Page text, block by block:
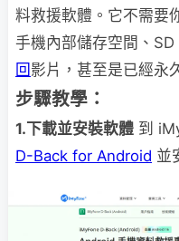
料救援軟體。它不需要
手機內部儲存空間、SD
回 影片，甚至是已經永
步驟教學：
1.下載並安裝軟體 到
D-Back for Android 並